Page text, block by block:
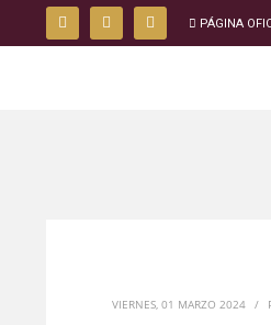
PÁGINA
VIERNES, 01 MARZO 2024 /